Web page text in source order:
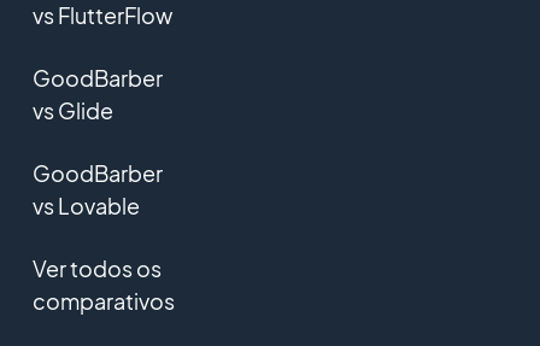
vs FlutterFlow
GoodBarber
vs Glide
GoodBarber
vs Lovable
Ver todos os
comparativos